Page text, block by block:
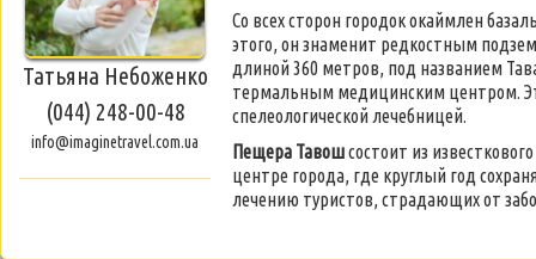
Татьяна Небоженко
(044) 248-00-48
info@imaginetravel.com.ua
Со всех сторон городок окаймлен
этого, он знаменит редкостным
длиной 360 метров, под названием
термальным медицинским центром.
спелеологической лечебницей.
Пещера Тавошсостоит из
центре города, где круглый год
лечению туристов, страдающих от